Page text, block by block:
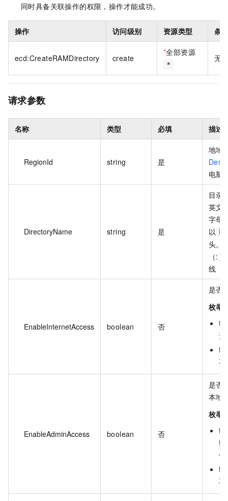
同时具备关联操作的权限，操作才能成功。
操作 访问级别 资源类型 条
ecd:CreateRAMDirectory create
*全部资源
*
无
请求参数
名称 类型 必填 描述
RegionId string 是
地域
电脑
DirectoryName string 是
目录
英文
字母
以
头。
（:
线（-
EnableInternetAccess boolean 否
是否
枚举
开
不
EnableAdminAccess boolean 否
是否
本地
枚举
赋
值]
不